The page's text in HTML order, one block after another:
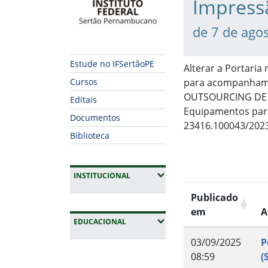
Estude no IFSertãoPE
Cursos
Editais
Documentos
Biblioteca
INSTITUCIONAL(EXPANDIR SUBMENUS)
EDUCACIONAL(EXPANDIR SUBMENUS)
de 7 de
Alterar a Portaria
para
OUTSOURCING
Equipamentos
23416.100043/
Publicado
em
03/09/2025
08:59